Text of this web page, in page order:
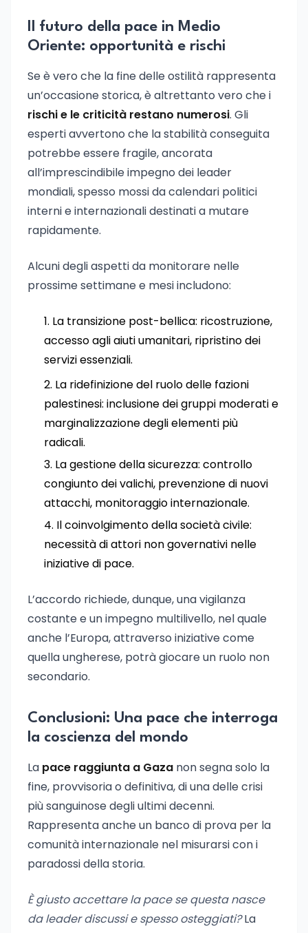
Il futuro della pace in Medio
Oriente: opportunità e rischi
Se è vero che la fine delle ostilità rappresenta
un’occasione storica, è altrettanto vero che i
rischi e le criticità restano numerosi. Gli
esperti avvertono che la stabilità conseguita
potrebbe essere fragile, ancorata
all’imprescindibile impegno dei leader
mondiali, spesso mossi da calendari politici
interni e internazionali destinati a mutare
rapidamente.
Alcuni degli aspetti da monitorare nelle
prossime settimane e mesi includono:
La transizione post-bellica: ricostruzione,
accesso agli aiuti umanitari, ripristino dei
servizi essenziali.
La ridefinizione del ruolo delle fazioni
palestinesi: inclusione dei gruppi moderati e
marginalizzazione degli elementi più
radicali.
La gestione della sicurezza: controllo
congiunto dei valichi, prevenzione di nuovi
attacchi, monitoraggio internazionale.
Il coinvolgimento della società civile:
necessità di attori non governativi nelle
iniziative di pace.
L’accordo richiede, dunque, una vigilanza
costante e un impegno multilivello, nel quale
anche l’Europa, attraverso iniziative come
quella ungherese, potrà giocare un ruolo non
secondario.
Conclusioni: Una pace che interroga
la coscienza del mondo
La pace raggiunta a Gaza non segna solo la
fine, provvisoria o definitiva, di una delle crisi
più sanguinose degli ultimi decenni.
Rappresenta anche un banco di prova per la
comunità internazionale nel misurarsi con i
paradossi della storia.
È giusto accettare la pace se questa nasce
da leader discussi e spesso osteggiati?La